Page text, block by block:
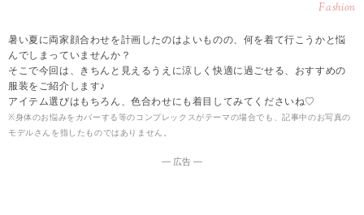
Fashion
暑い夏に両家顔合わせを計画したのはよいものの、何を着て行こうかと悩
んでしまっていませんか？
そこで今回は、きちんと見えるうえに涼しく快適に過ごせる、おすすめの
服装をご紹介します♪
アイテム選びはもちろん、色合わせにも着目してみてくださいね♡
※身体のお悩みをカバーする等のコンプレックスがテーマの場合でも、記事中のお写真の
モデルさんを指したものではありません。
― 広告 ―